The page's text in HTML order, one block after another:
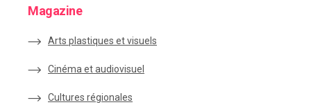
Magazine
Arts plastiques et visuels
Cinéma et audiovisuel
Cultures régionales